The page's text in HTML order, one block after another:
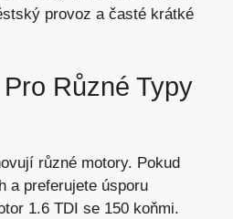
provoz a časté krátké
Různé Typy
různé motory. Pokud
a preferujete úsporu
1.6 TDI se 150 koňmi.